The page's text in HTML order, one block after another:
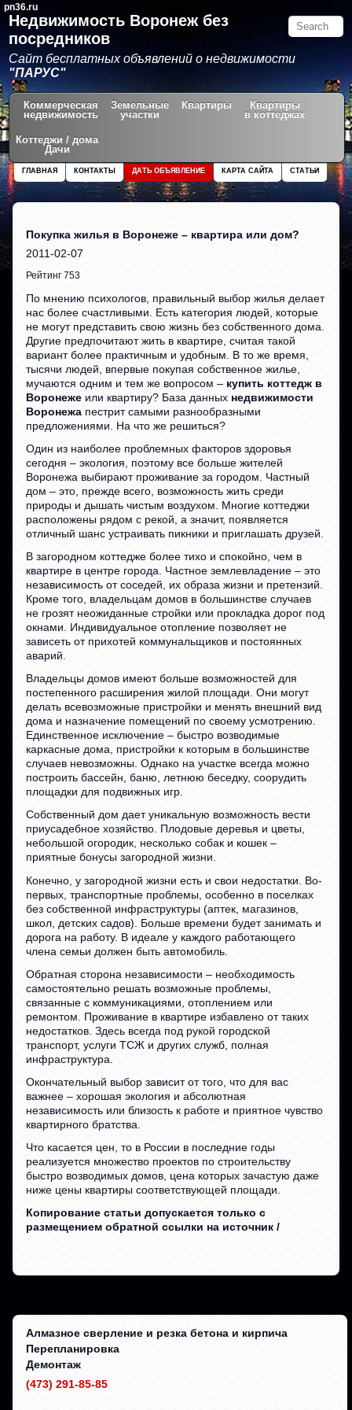
pn36.ru
Недвижимость Воронеж без
посредников
Сайт бесплатных объявлений о недвижимости
"ПАРУС"
Коммерческая
недвижимость
Земельные
участки
Квартиры
Квартиры
в коттеджах
Коттеджи / дома
Дачи
СТАТЬИ
КАРТА САЙТА
ДАТЬ ОБЪЯВЛЕНИЕ
КОНТАКТЫ
ГЛАВНАЯ
Покупка жилья в Воронеже – квартира или дом?
2011-02-07
Рейтинг 753
По мнению психологов, правильный выбор жилья делает
нас более счастливыми. Есть категория людей, которые
не могут представить свою жизнь без собственного дома.
Другие предпочитают жить в квартире, считая такой
вариант более практичным и удобным. В то же время,
тысячи людей, впервые покупая собственное жилье,
мучаются одним и тем же вопросом – купить коттедж в
Воронеже или квартиру? База данных недвижимости
Воронежа пестрит самыми разнообразными
предложениями. На что же решиться?
Один из наиболее проблемных факторов здоровья
сегодня – экология, поэтому все больше жителей
Воронежа выбирают проживание за городом. Частный
дом – это, прежде всего, возможность жить среди
природы и дышать чистым воздухом. Многие коттеджи
расположены рядом с рекой, а значит, появляется
отличный шанс устраивать пикники и приглашать друзей.
В загородном коттедже более тихо и спокойно, чем в
квартире в центре города. Частное землевладение – это
независимость от соседей, их образа жизни и претензий.
Кроме того, владельцам домов в большинстве случаев
не грозят неожиданные стройки или прокладка дорог под
окнами. Индивидуальное отопление позволяет не
зависеть от прихотей коммунальщиков и постоянных
аварий.
Владельцы домов имеют больше возможностей для
постепенного расширения жилой площади. Они могут
делать всевозможные пристройки и менять внешний вид
дома и назначение помещений по своему усмотрению.
Единственное исключение – быстро возводимые
каркасные дома, пристройки к которым в большинстве
случаев невозможны. Однако на участке всегда можно
построить бассейн, баню, летнюю беседку, соорудить
площадки для подвижных игр.
Собственный дом дает уникальную возможность вести
приусадебное хозяйство. Плодовые деревья и цветы,
небольшой огородик, несколько собак и кошек –
приятные бонусы загородной жизни.
Конечно, у загородной жизни есть и свои недостатки. Во-
первых, транспортные проблемы, особенно в поселках
без собственной инфраструктуры (аптек, магазинов,
школ, детских садов). Больше времени будет занимать и
дорога на работу. В идеале у каждого работающего
члена семьи должен быть автомобиль.
Обратная сторона независимости – необходимость
самостоятельно решать возможные проблемы,
связанные с коммуникациями, отоплением или
ремонтом. Проживание в квартире избавлено от таких
недостатков. Здесь всегда под рукой городской
транспорт, услуги ТСЖ и других служб, полная
инфраструктура.
Окончательный выбор зависит от того, что для вас
важнее – хорошая экология и абсолютная
независимость или близость к работе и приятное чувство
квартирного братства.
Что касается цен, то в России в последние годы
реализуется множество проектов по строительству
быстро возводимых домов, цена которых зачастую даже
ниже цены квартиры соответствующей площади.
Копирование статьи допускается только с
размещением обратной ссылки на источник /
Алмазное сверление и резка бетона и кирпича
Перепланировка
Демонтаж
(473) 291-85-85